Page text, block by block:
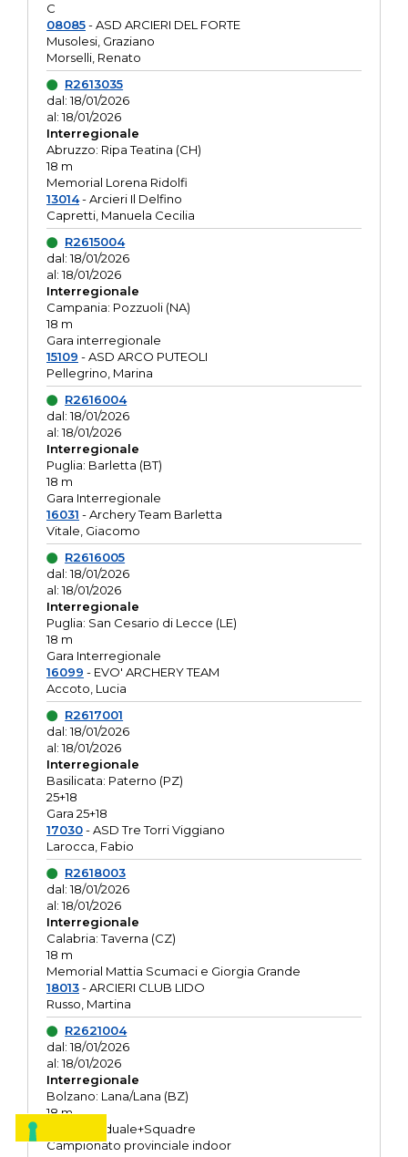
C
08085- ASD ARCIERI DEL FORTE
Musolesi, Graziano
Morselli, Renato
R2613035
dal: 18/01/2026
al: 18/01/2026
Interregionale
Abruzzo: Ripa Teatina (CH)
18 m
Memorial Lorena Ridolfi
13014- Arcieri Il Delfino
Capretti, Manuela Cecilia
R2615004
dal: 18/01/2026
al: 18/01/2026
Interregionale
Campania: Pozzuoli (NA)
18 m
Gara interregionale
15109 - ASD ARCO PUTEOLI
Pellegrino, Marina
R2616004
dal: 18/01/2026
al: 18/01/2026
Interregionale
Puglia: Barletta (BT)
18 m
Gara Interregionale
16031 - Archery Team Barletta
Vitale, Giacomo
R2616005
dal: 18/01/2026
al: 18/01/2026
Interregionale
Puglia: San Cesario di Lecce (LE)
18 m
Gara Interregionale
16099 - EVO' ARCHERY TEAM
Accoto, Lucia
R2617001
dal: 18/01/2026
al: 18/01/2026
Interregionale
Basilicata: Paterno (PZ)
25+18
Gara 25+18
17030- ASD Tre Torri Viggiano
Larocca, Fabio
R2618003
dal: 18/01/2026
al: 18/01/2026
Interregionale
Calabria: Taverna (CZ)
18 m
Memorial Mattia Scumaci e Giorgia Grande
18013- ARCIERI CLUB LIDO
Russo, Martina
R2621004
dal: 18/01/2026
al: 18/01/2026
Interregionale
Bolzano: Lana/Lana (BZ)
18 m
O.R. Individuale+Squadre
Campionato provinciale indoor